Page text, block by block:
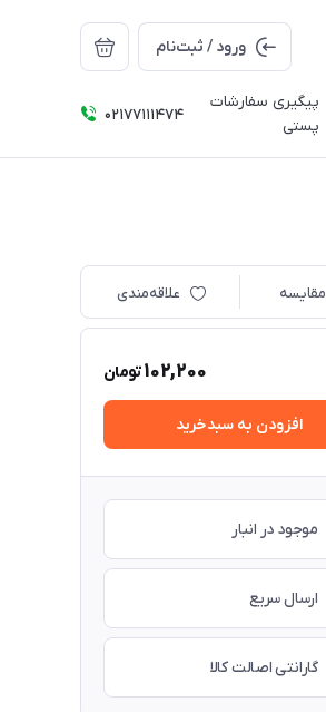
ورود / ثبت‌نام
پیگیری سفارشات
پستی
02177111474
مقایسه علاقه‌مندی
102,200تومان
افزودن به سبدخرید
موجود در انبار
ارسال سریع
گارانتی اصالت کالا